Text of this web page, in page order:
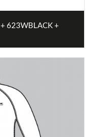
623WBLACK +